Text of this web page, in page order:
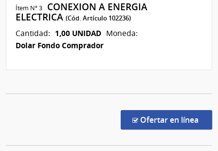
Ítem Nº 3
CONEXION A ENERGIA
ELECTRICA(Cód. Artículo 102236)
Cantidad: 1,00 UNIDAD Moneda:
Dolar Fondo Comprador
Ofertar en línea